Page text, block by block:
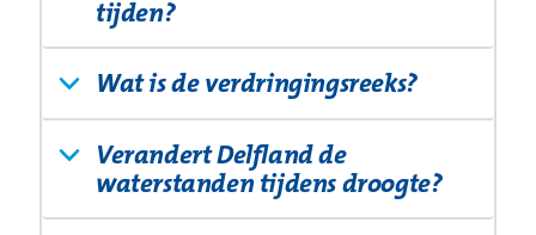
tijden?
Wat is de verdringingsreeks?
Verandert Delfland de
waterstanden tijdens droogte?